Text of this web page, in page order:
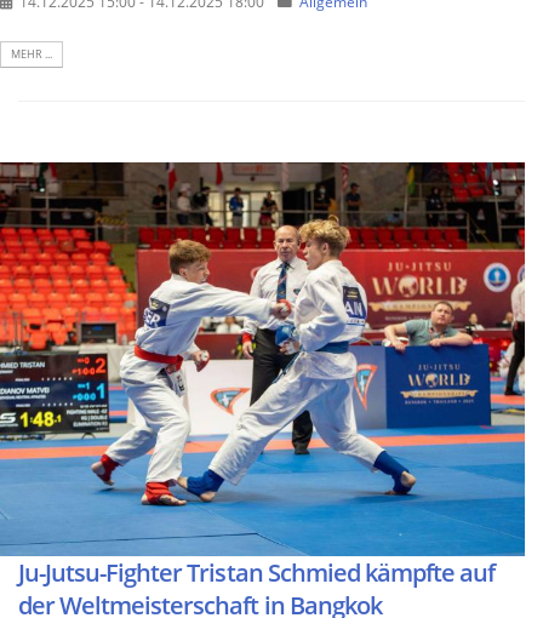
MEHR ...
Ju-Jutsu-Fighter Tristan Schmied kämpfte auf
der Weltmeisterschaft in Bangkok